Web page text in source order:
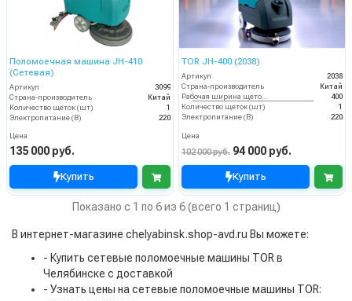
Поломоечная машина JH-410
(Сетевая)
Артикул
3099
Страна-производитель
Китай
Количество щеток (шт)
1
Электропитание (В)
220
Цена
135 000 руб.
Купить
TOR JH-400 (2038)
Артикул
2038
Страна-производитель
Китай
Рабочая ширина щеток (мм)
400
Количество щеток (шт)
1
Электропитание (В)
220
Цена
102 000 руб. 94 000 руб.
Купить
Показано с 1 по 6 из 6 (всего 1 страниц)
В интернет-магазине chelyabinsk.shop-avd.ru Вы можете:
- Купить сетевые поломоечные машины TOR в
Челябинске с доставкой
- Узнать цены на сетевые поломоечные машины TOR: